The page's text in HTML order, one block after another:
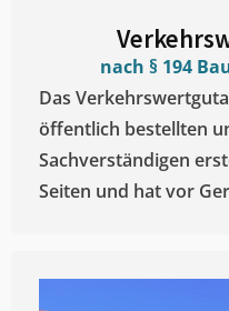
nach § 194
Das
öffentlich bestellten
Sachverständigen
Seiten und hat vor